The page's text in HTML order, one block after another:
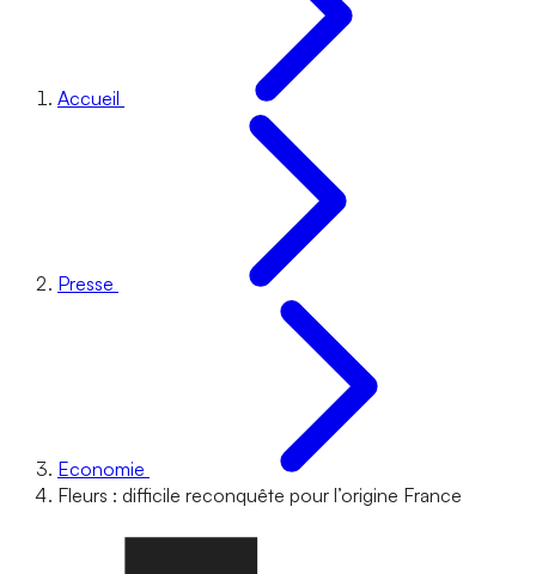
Accueil
Presse
Economie
Fleurs : difficile reconquête pour l’origine France